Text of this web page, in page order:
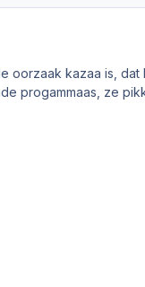
oorzaak kazaa is,
progammaas, ze